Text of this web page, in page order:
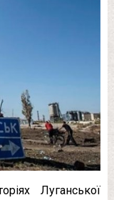
Луганської